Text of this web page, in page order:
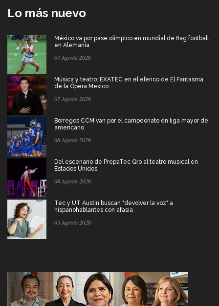
Lo más nuevo
México va por pase olímpico en mundial de flag football
en Alemania
07 Agosto 2026
Música y teatro: EXATEC en el elenco de El Fantasma
de la Ópera Mexico
07 Agosto 2026
Borregos CCM van por el campeonato en liga mayor de
americano
06 Agosto 2026
Del escenario de PrepaTec Qro al teatro musical en
Estados Unidos
06 Agosto 2026
Tec y UT Austin buscan "devolver la voz" a
hispanohablantes con afasia
05 Agosto 2026